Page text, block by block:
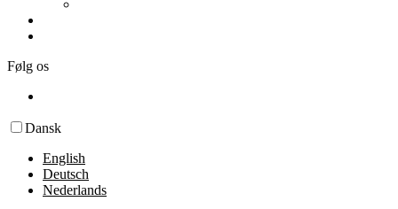
Følg os
Dansk
English
Deutsch
Nederlands